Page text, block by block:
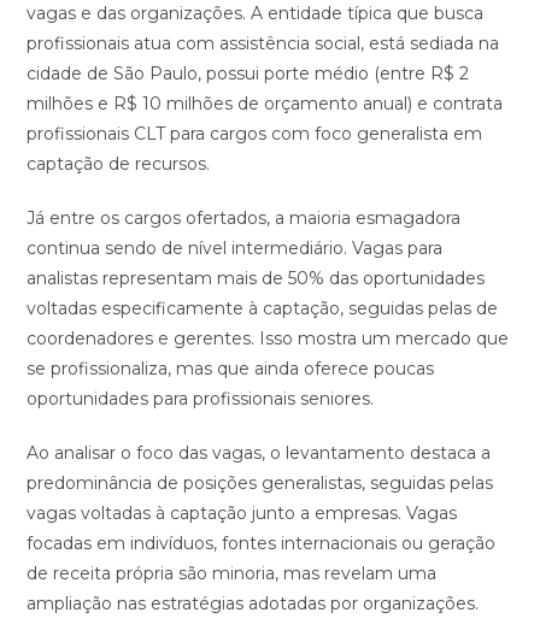
vagas e das organizações. A entidade típica que busca
profissionais atua com assistência social, está sediada na
cidade de São Paulo, possui porte médio (entre R$ 2
milhões e R$ 10 milhões de orçamento anual) e contrata
profissionais CLT para cargos com foco generalista em
captação de recursos.
Já entre os cargos ofertados, a maioria esmagadora
continua sendo de nível intermediário. Vagas para
analistas representam mais de 50% das oportunidades
voltadas especificamente à captação, seguidas pelas de
coordenadores e gerentes. Isso mostra um mercado que
se profissionaliza, mas que ainda oferece poucas
oportunidades para profissionais seniores.
Ao analisar o foco das vagas, o levantamento destaca a
predominância de posições generalistas, seguidas pelas
vagas voltadas à captação junto a empresas. Vagas
focadas em indivíduos, fontes internacionais ou geração
de receita própria são minoria, mas revelam uma
ampliação nas estratégias adotadas por organizações.